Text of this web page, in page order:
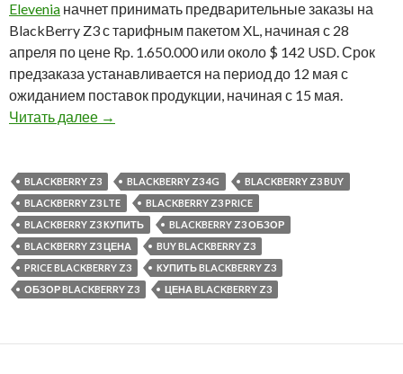
Elevenia начнет принимать предварительные заказы на
BlackBerry Z3 с тарифным пакетом XL, начиная с 28
апреля по цене Rp. 1.650.000 или около $ 142 USD. Срок
предзаказа устанавливается на период до 12 мая с
ожиданием поставок продукции, начиная с 15 мая.
Читать далее Открыт предварительный заказ на
→
BLACKBERRY Z3 BLACKBERRY Z3 4G
BLACKBERRY Z3 BUY
BLACKBERRY Z3 LTE
BLACKBERRY Z3 PRICE
BLACKBERRY Z3 КУПИТЬ
BLACKBERRY Z3 ОБЗОР
BLACKBERRY Z3 ЦЕНА
BUY BLACKBERRY Z3
PRICE BLACKBERRY Z3
КУПИТЬ BLACKBERRY Z3
ОБЗОР BLACKBERRY Z3
ЦЕНА BLACKBERRY Z3